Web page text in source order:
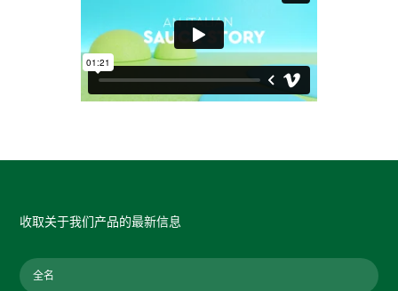
收取关于我们产品的最新信息